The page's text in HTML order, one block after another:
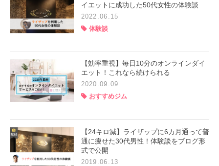
イエットに成功した50代女性の体験談
2022.06.15
体験談
【効率重視】毎日10分のオンラインダイ
エット！これなら続けられる
2020.09.09
おすすめジム
【24キロ減】ライザップに6カ月通って普
通に痩せた30代男性！体験談をブログ形
式で公開
2019.06.13